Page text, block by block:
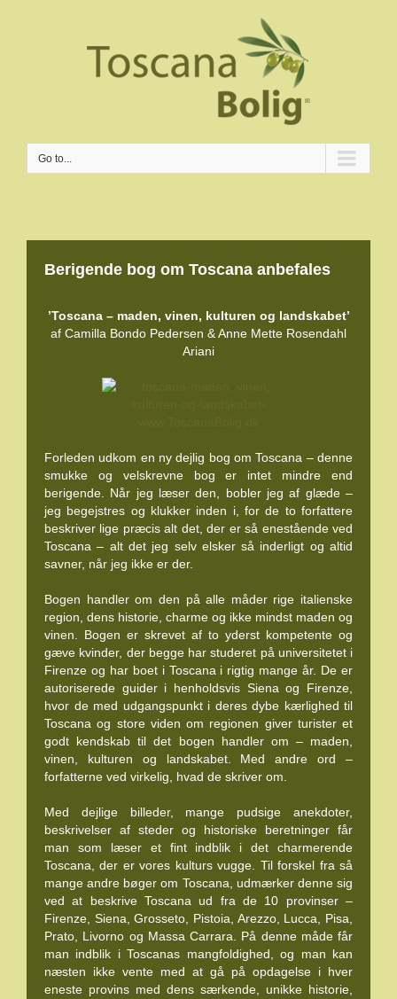
Go to...
Berigende bog om Toscana anbefales
’Toscana – maden, vinen, kulturen og landskabet’
af Camilla Bondo Pedersen & Anne Mette Rosendahl
Ariani
Forleden udkom en ny dejlig bog om Toscana – denne
smukke og velskrevne bog er intet mindre end
berigende. Når jeg læser den, bobler jeg af glæde –
jeg begejstres og klukker inden i, for de to forfattere
beskriver lige præcis alt det, der er så enestående ved
Toscana – alt det jeg selv elsker så inderligt og altid
savner, når jeg ikke er der.
Bogen handler om den på alle måder rige italienske
region, dens historie, charme og ikke mindst maden og
vinen. Bogen er skrevet af to yderst kompetente og
gæve kvinder, der begge har studeret på universitetet i
Firenze og har boet i Toscana i rigtig mange år. De er
autoriserede guider i henholdsvis Siena og Firenze,
hvor de med udgangspunkt i deres dybe kærlighed til
Toscana og store viden om regionen giver turister et
godt kendskab til det bogen handler om – maden,
vinen, kulturen og landskabet. Med andre ord –
forfatterne ved virkelig, hvad de skriver om.
Med dejlige billeder, mange pudsige anekdoter,
beskrivelser af steder og historiske beretninger får
man som læser et fint indblik i det charmerende
Toscana, der er vores kulturs vugge. Til forskel fra så
mange andre bøger om Toscana, udmærker denne sig
ved at beskrive Toscana ud fra de 10 provinser –
Firenze, Siena, Grosseto, Pistoia, Arezzo, Lucca, Pisa,
Prato, Livorno og Massa Carrara. På denne måde får
man indblik i Toscanas mangfoldighed, og man kan
næsten ikke vente med at gå på opdagelse i hver
eneste provins med dens særkende, unikke historie,